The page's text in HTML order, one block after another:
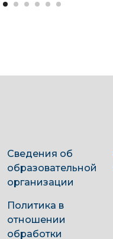
Сведения об
образовательной
организации
Политика в
отношении
обработки